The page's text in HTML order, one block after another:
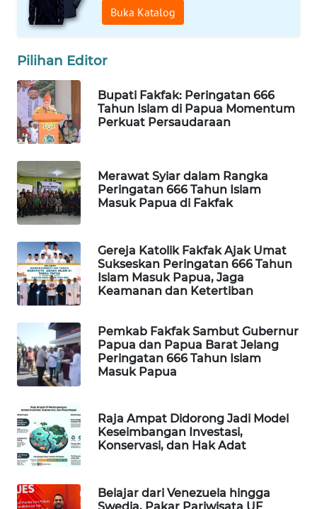
Buka Katalog
Pilihan Editor
Bupati Fakfak: Peringatan 666
Tahun Islam di Papua Momentum
Perkuat Persaudaraan
Merawat Syiar dalam Rangka
Peringatan 666 Tahun Islam
Masuk Papua di Fakfak
Gereja Katolik Fakfak Ajak Umat
Sukseskan Peringatan 666 Tahun
Islam Masuk Papua, Jaga
Keamanan dan Ketertiban
Pemkab Fakfak Sambut Gubernur
Papua dan Papua Barat Jelang
Peringatan 666 Tahun Islam
Masuk Papua
Raja Ampat Didorong Jadi Model
Keseimbangan Investasi,
Konservasi, dan Hak Adat
Belajar dari Venezuela hingga
WAHANA
SELEB
WAHANA
WAHANA
OTOMOTIF
WAHANA
HEALTH
WAHANA
WISATA
LAPAK
WAHANA
Wahana
Network
KONSUMEN
MASYARAKAT
KELISTRIKAN
WALINKI